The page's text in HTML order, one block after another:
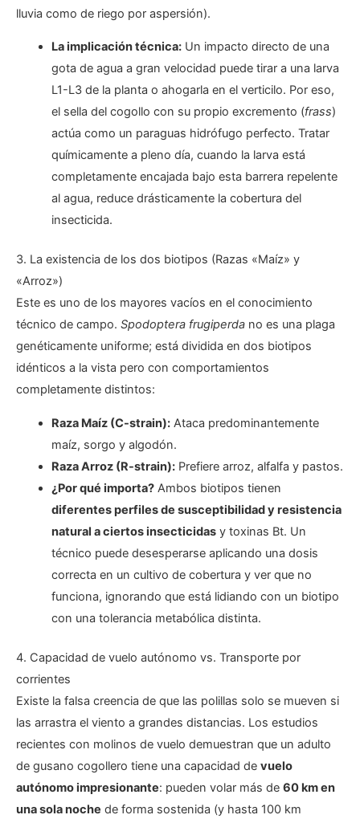
lluvia como de riego por aspersión).
La implicación técnica:Un impacto directo de una
gota de agua a gran velocidad puede tirar a una larva
L1-L3 de la planta o ahogarla en el verticilo. Por eso,
el sella del cogollo con su propio excremento (frass)
actúa como un paraguas hidrófugo perfecto. Tratar
químicamente a pleno día, cuando la larva está
completamente encajada bajo esta barrera repelente
al agua, reduce drásticamente la cobertura del
insecticida.
3. La existencia de los dos biotipos (Razas «Maíz» y
«Arroz»)
Este es uno de los mayores vacíos en el conocimiento
técnico de campo. Spodoptera frugiperda no es una plaga
genéticamente uniforme; está dividida en dos biotipos
idénticos a la vista pero con comportamientos
completamente distintos:
Raza Maíz (C-strain):Ataca predominantemente
maíz, sorgo y algodón.
Raza Arroz (R-strain):Prefiere arroz, alfalfa y pastos.
¿Por qué importa?Ambos biotipos tienen
diferentes perfiles de susceptibilidad y resistencia
natural a ciertos insecticidasy toxinas Bt. Un
técnico puede desesperarse aplicando una dosis
correcta en un cultivo de cobertura y ver que no
funciona, ignorando que está lidiando con un biotipo
con una tolerancia metabólica distinta.
4. Capacidad de vuelo autónomo vs. Transporte por
corrientes
Existe la falsa creencia de que las polillas solo se mueven si
las arrastra el viento a grandes distancias. Los estudios
recientes con molinos de vuelo demuestran que un adulto
de gusano cogollero tiene una capacidad de vuelo
autónomo impresionante: pueden volar más de 60 km en
una sola noche de forma sostenida (y hasta 100 km